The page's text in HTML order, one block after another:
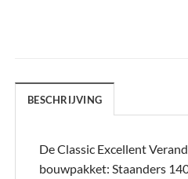
BESCHRIJVING
De Classic Excellent
bouwpakket: Staanders